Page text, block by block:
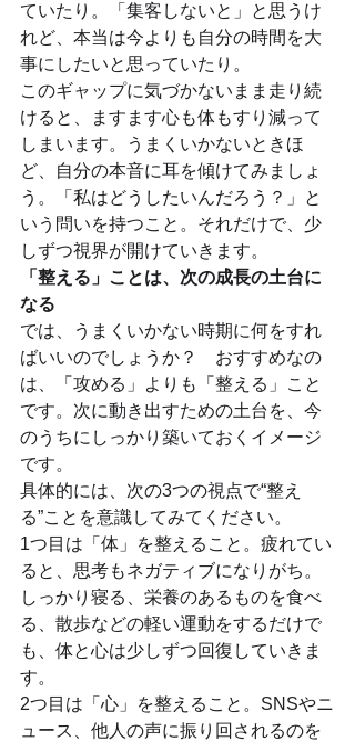
ていたり。「集客しないと」と思うけ
れど、本当は今よりも自分の時間を大
事にしたいと思っていたり。
このギャップに気づかないまま走り続
けると、ますます心も体もすり減って
しまいます。うまくいかないときほ
ど、自分の本音に耳を傾けてみましょ
う。「私はどうしたいんだろう？」と
いう問いを持つこと。それだけで、少
しずつ視界が開けていきます。
「整える」ことは、次の成長の土台に
なる
では、うまくいかない時期に何をすれ
ばいいのでしょうか？　おすすめなの
は、「攻める」よりも「整える」こと
です。次に動き出すための土台を、今
のうちにしっかり築いておくイメージ
です。
具体的には、次の3つの視点で“整え
る”ことを意識してみてください。
1つ目は「体」を整えること。疲れてい
ると、思考もネガティブになりがち。
しっかり寝る、栄養のあるものを食べ
る、散歩などの軽い運動をするだけで
も、体と心は少しずつ回復していきま
す。
2つ目は「心」を整えること。SNSやニ
ュース、他人の声に振り回されるのを